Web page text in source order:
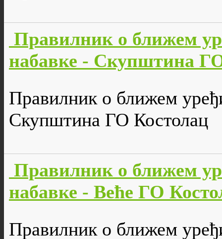
Правилник о ближем
набавке - Скупштина
Правилник о ближем
Скупштина ГО Костолац
Правилник о ближем
набавке - Веће ГО
Правилник о ближем